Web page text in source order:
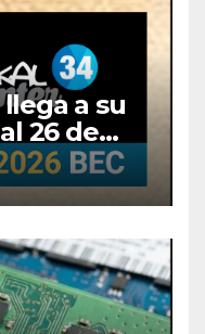
a su
26 de